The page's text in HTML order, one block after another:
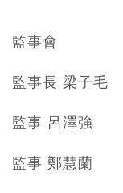
監事會
監事長 梁子毛
監事 呂澤強
監事 鄭慧蘭